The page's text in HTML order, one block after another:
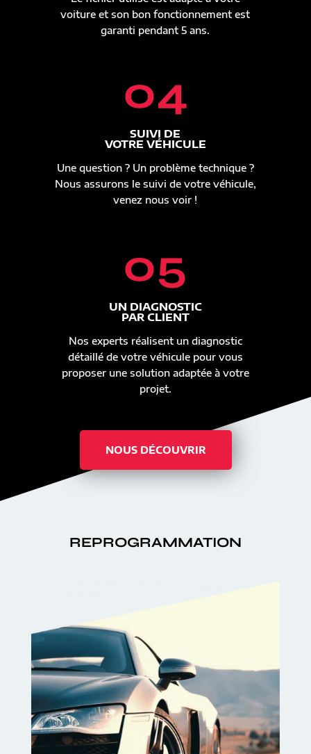
voiture et son bon fonctionnement est
garanti pendant 5 ans.
04
SUIVI DE
VOTRE VÉHICULE
Une question ? Un problème technique ?
Nous assurons le suivi de votre véhicule,
venez nous voir !
05
UN DIAGNOSTIC
PAR CLIENT
Nos experts réalisent un diagnostic
détaillé de votre véhicule pour vous
proposer une solution adaptée à votre
projet.
NOUS DÉCOUVRIR
REPROGRAMMATION